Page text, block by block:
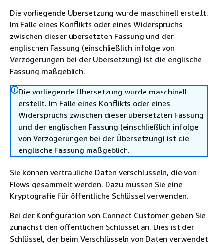
Die vorliegende Übersetzung wurde maschinell erstellt.
Im Falle eines Konflikts oder eines Widerspruchs
zwischen dieser übersetzten Fassung und der
englischen Fassung (einschließlich infolge von
Verzögerungen bei der Übersetzung) ist die englische
Fassung maßgeblich.
Die vorliegende Übersetzung wurde maschinell
erstellt. Im Falle eines Konflikts oder eines
Widerspruchs zwischen dieser übersetzten Fassung
und der englischen Fassung (einschließlich infolge
von Verzögerungen bei der Übersetzung) ist die
englische Fassung maßgeblich.
Sie können vertrauliche Daten verschlüsseln, die von
Flows gesammelt werden. Dazu müssen Sie eine
Kryptografie für öffentliche Schlüssel verwenden.
Bei der Konfiguration von Connect Customer geben Sie
zunächst den öffentlichen Schlüssel an. Dies ist der
Schlüssel, der beim Verschlüsseln von Daten verwendet